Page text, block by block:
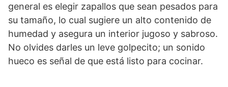
general es elegir zapallos que sean pesados para
su tamaño, lo cual sugiere un alto contenido de
humedad y asegura un interior jugoso y sabroso.
No olvides darles un leve golpecito; un sonido
hueco es señal de que está listo para cocinar.